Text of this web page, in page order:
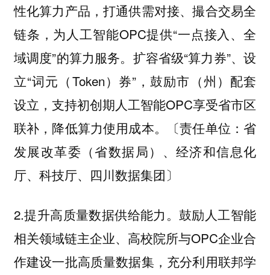
性化算力产品，打通供需对接、撮合交易全
链条，为人工智能OPC提供“一点接入、全
域调度”的算力服务。扩容省级“算力券”、设
立“词元（Token）券”，鼓励市（州）配套
设立，支持初创期人工智能OPC享受省市区
联补，降低算力使用成本。〔责任单位：省
发展改革委（省数据局）、经济和信息化
厅、科技厅、四川数据集团〕
2.提升高质量数据供给能力。鼓励人工智能
相关领域链主企业、高校院所与OPC企业合
作建设一批高质量数据集，充分利用联邦学